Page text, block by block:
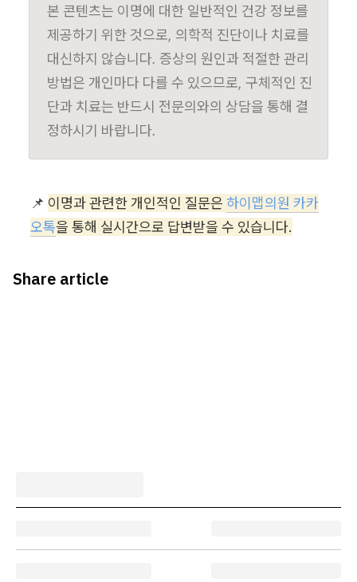
본 콘텐츠는 이명에 대한 일반적인 건강 정보를
제공하기 위한 것으로, 의학적 진단이나 치료를
대신하지 않습니다. 증상의 원인과 적절한 관리
방법은 개인마다 다를 수 있으므로, 구체적인 진
단과 치료는 반드시 전문의와의 상담을 통해 결
정하시기 바랍니다.
📌 이명과 관련한 개인적인 질문은 하이맵의원 카카
오톡을 통해 실시간으로 답변받을 수 있습니다.
Share article